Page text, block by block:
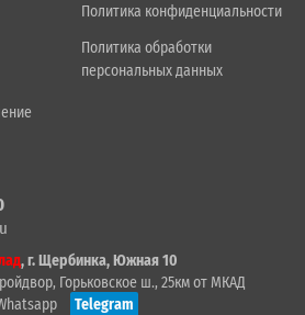
Политика конфиденциальности
Политика обработки
персональных данных
, г. Щербинка, Южная 10
Горьковское ш., 25км от МКАД
Telegram